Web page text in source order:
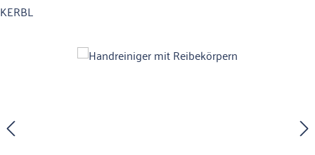
KERBL
Bildergalerie überspringen